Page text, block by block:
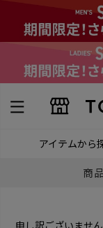
アイテムから
商
申し訳ございません